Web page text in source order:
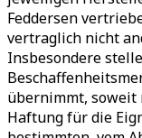
Feddersen
vertraglich nicht
Insbesondere
übernimmt,
Haftung für die